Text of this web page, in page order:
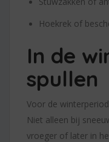
Hoekrek of
In de
spullen
Voor de
Niet alleen bij
vroeger of later in